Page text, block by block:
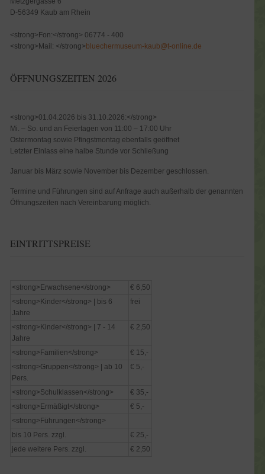
D-56349 Kaub am Rhein
<strong>Fon:</strong> 06774 - 400
<strong>Mail: </strong>bluechermuseum-kaub@t-online.de
ÖFFNUNGSZEITEN 2026
<strong>01.04.2026 bis 31.10.2026:</strong>
Mi. – So. und an Feiertagen von 11:00 – 17:00 Uhr
Ostermontag sowie Pfingstmontag ebenfalls geöffnet
Letzter Einlass eine halbe Stunde vor Schließung
Januar bis März sowie November bis Dezember geschlossen.
Termine und Führungen sind auf Anfrage auch außerhalb der genannten
Öffnungszeiten nach Vereinbarung möglich.
EINTRITTSPREISE
<strong>Erwachsene</strong>
€ 6,50
<strong>Kinder</strong> | bis 6
Jahre
frei
<strong>Kinder</strong> | 7 - 14
Jahre
€ 2,50
<strong>Familien</strong>
€ 15,-
<strong>Gruppen</strong> | ab 10
Pers.
€ 5,-
<strong>Schulklassen</strong>
€ 35,-
<strong>Ermäßigt</strong>
€ 5,-
<strong>Führungen</strong>
bis 10 Pers. zzgl.
€ 25,-
jede weitere Pers. zzgl.
€ 2,50